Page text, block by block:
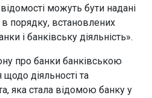
можуть бути надані
порядку, встановлених
і банківську діяльність».
про банки банківською
діяльності та
яка стала відомою банку у